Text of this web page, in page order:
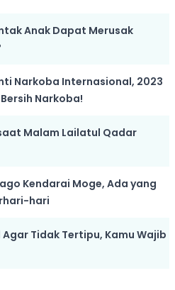
Anak Dapat Merusak
Narkoba Internasional, 2023
Narkoba!
Malam Lailatul Qadar
Kendarai Moge, Ada yang
hari
Agar Tidak Tertipu, Kamu Wajib